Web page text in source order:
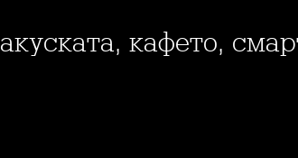
Закуската, кафето,